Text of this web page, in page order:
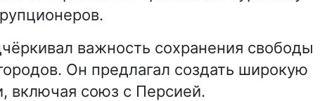
важность сохранения свободы
Он предлагал создать широкую
включая союз с Персией.